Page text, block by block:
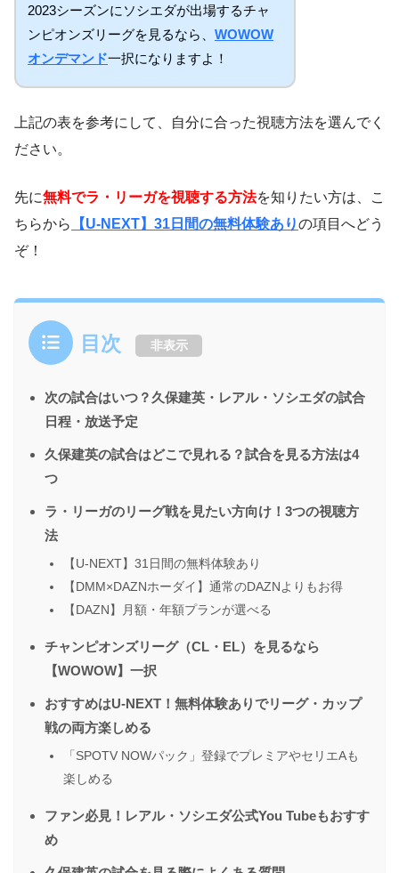
2023シーズンにソシエダが出場するチャ
ンピオンズリーグを見るなら、 WOWOW
オンデマンド一択になりますよ！
上記の表を参考にして、自分に合った視聴方法を選んでく
ださい。
先に無料でラ・リーガを視聴する方法を知りたい方は、こ
ちらから
【U-NEXT】31日間の無料体験ありの項目へどう
ぞ！
目次 非表示
次の試合はいつ？久保建英・レアル・ソシエダの試合
日程・放送予定
久保建英の試合はどこで見れる？試合を見る方法は4
つ
ラ・リーガのリーグ戦を見たい方向け！3つの視聴方
法
【U-NEXT】31日間の無料体験あり
【DMM×DAZNホーダイ】通常のDAZNよりもお得
【DAZN】月額・年額プランが選べる
チャンピオンズリーグ（CL・EL）を見るなら
【WOWOW】一択
おすすめはU-NEXT！無料体験ありでリーグ・カップ
戦の両方楽しめる
「SPOTV NOWパック」登録でプレミアやセリエAも
楽しめる
ファン必見！レアル・ソシエダ公式You Tubeもおすす
め